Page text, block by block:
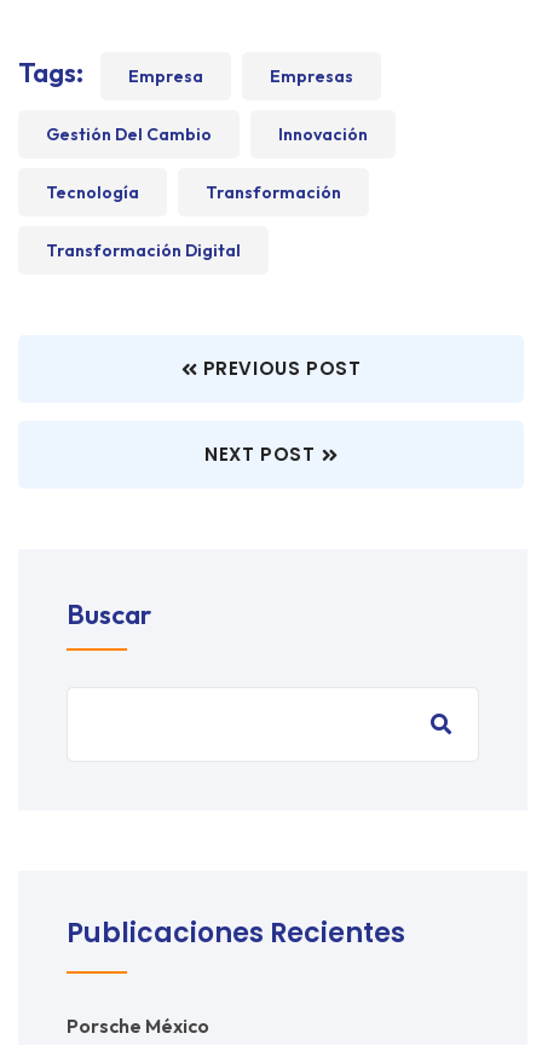
Tags: Empresa Empresas
Gestión Del Cambio Innovación
Tecnología Transformación
Transformación Digital
PREVIOUS POST
NEXT POST
Buscar
Publicaciones Recientes
Porsche México